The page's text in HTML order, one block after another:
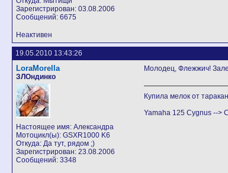
Зарегистрирован: 03.08.2006
Сообщений: 6675
Неактивен
19.05.2010 13:43:26
LoraMorella
ЗЛОндинко
Настоящее имя: Александра
Мотоцикл(ы): GSXR1000 K6
Откуда: Да тут, рядом ;)
Зарегистрирован: 23.08.2006
Сообщений: 3348
Молодец, Флежжич!
Купила мелок от
Yamaha 125 Cygnus -->